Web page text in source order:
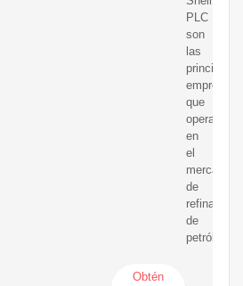
PLC
son
las
principales
empresas
que
operan
en
el
mercado
de
refinación
de
petróleo.
Obtén